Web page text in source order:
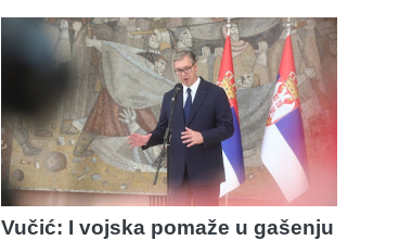
Vučić: I vojska pomaže u gašenju